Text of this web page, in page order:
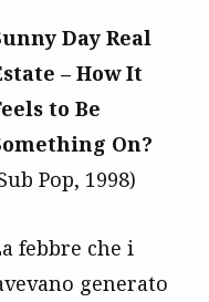
Day Real
– How It
to Be
On?
Pop, 1998)
febbre che i
generato